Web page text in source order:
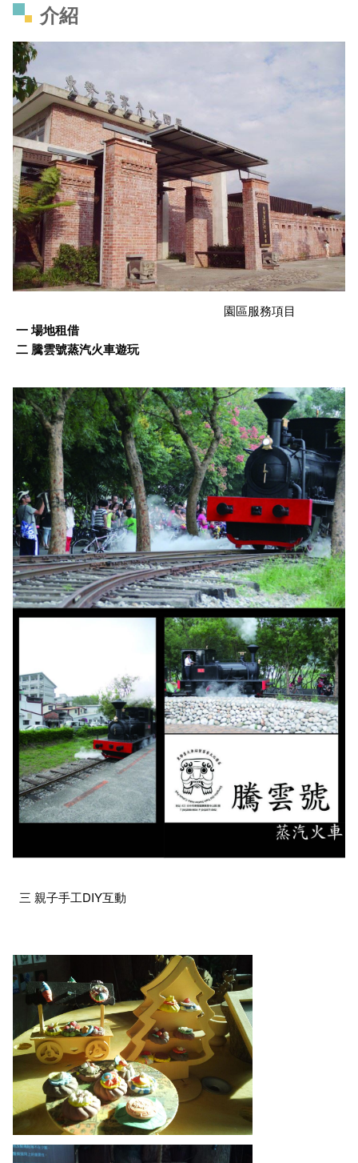
介紹
園區服務項目
一 場地租借
二 騰雲號蒸汽火車遊玩
三 親子手工DIY互動